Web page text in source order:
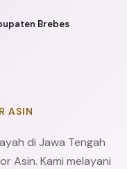
Brebes
ASIN
di Jawa Tengah
Asin. Kami melayani